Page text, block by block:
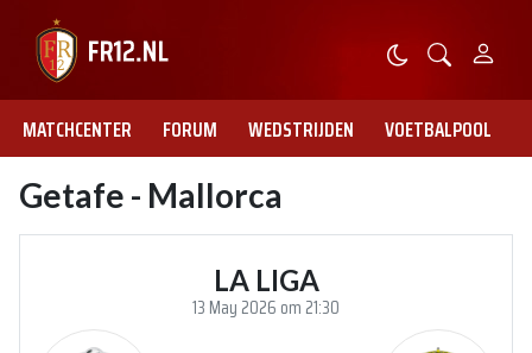
MATCHCENTER FORUM WEDSTRIJDEN VOETBALPOOL
Getafe - Mallorca
LA LIGA
13 May 2026 om 21:30